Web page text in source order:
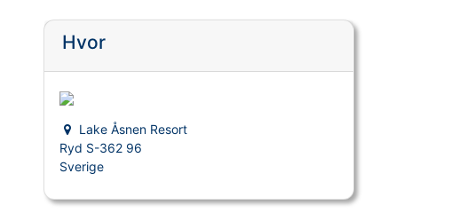
Hvor
Lake Åsnen Resort
Ryd S-362 96
Sverige